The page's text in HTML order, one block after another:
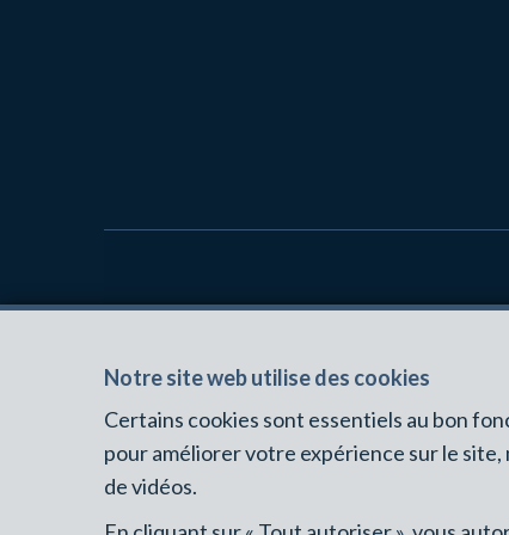
Notre site web utilise des cookies
Certains cookies sont essentiels au bon
pour améliorer votre expérience sur le
de vidéos.
Rue Pechère 25
1380 LASNE
BE-0564.862.078